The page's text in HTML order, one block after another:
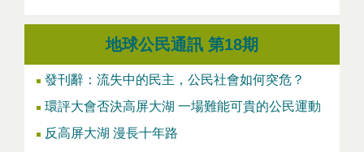
地球公民通訊 第18期
發刊辭：流失中的民主，公民社會如何突危？
環評大會否決高屏大湖 一場難能可貴的公民運動
反高屏大湖 漫長十年路